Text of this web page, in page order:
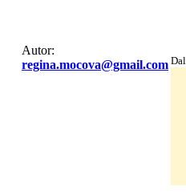
Autor:
regina.mocova@gmail.com